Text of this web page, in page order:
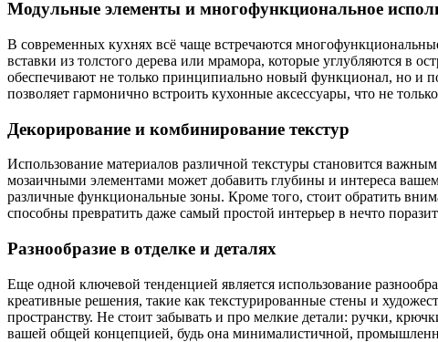
Модульные элементы и многофункциональное
В современных кухнях всё чаще встречаются
вставки из толстого дерева или мрамора, которые углубляются в
обеспечивают не только принципиально новый функционал, но и
позволяет гармонично встроить кухонные аксессуары, что не
Декорирование и комбинирование текстур
Использование материалов различной текстуры становится
мозаичными элементами может добавить глубины и интереса
различные функциональные зоны. Кроме того, стоит обратить
способны превратить даже самый простой интерьер в нечто
Разнообразие в отделке и деталях
Еще одной ключевой тенденцией является использование
креативные решения, такие как текстурированные стены и
пространству. Не стоит забывать и про мелкие детали: ручки,
вашей общей концепцией, будь она минималистичной,